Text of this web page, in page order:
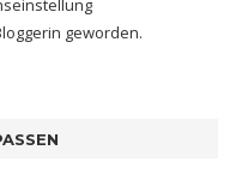
geworden.